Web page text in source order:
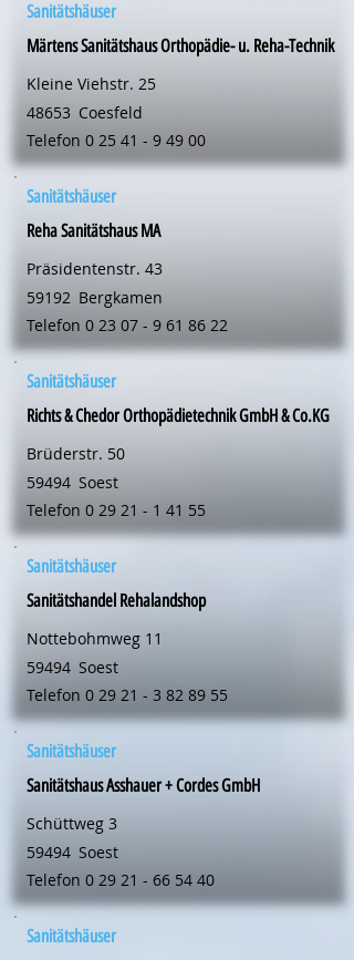
Sanitätshäuser
Märtens Sanitätshaus Orthopädie- u. Reha-Technik
Kleine Viehstr. 25
48653 Coesfeld
Telefon 0 25 41 - 9 49 00
Sanitätshäuser
Reha Sanitätshaus MA
Präsidentenstr. 43
59192 Bergkamen
Telefon 0 23 07 - 9 61 86 22
Sanitätshäuser
Richts & Chedor Orthopädietechnik GmbH & Co.KG
Brüderstr. 50
59494 Soest
Telefon 0 29 21 - 1 41 55
Sanitätshäuser
Sanitätshandel Rehalandshop
Nottebohmweg 11
59494 Soest
Telefon 0 29 21 - 3 82 89 55
Sanitätshäuser
Sanitätshaus Asshauer + Cordes GmbH
Schüttweg 3
59494 Soest
Telefon 0 29 21 - 66 54 40
Sanitätshäuser